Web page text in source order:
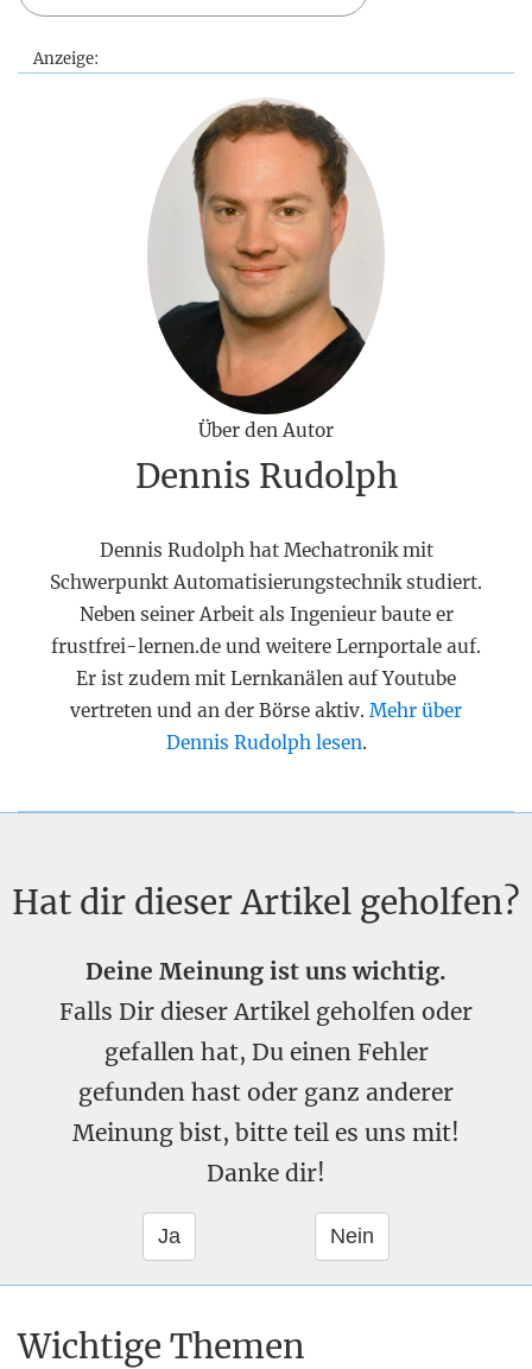
Anzeige:
Über den Autor
Dennis Rudolph
Dennis Rudolph hat Mechatronik mit
Schwerpunkt Automatisierungstechnik studiert.
Neben seiner Arbeit als Ingenieur baute er
frustfrei-lernen.de und weitere Lernportale auf.
Er ist zudem mit Lernkanälen auf Youtube
vertreten und an der Börse aktiv. Mehr über
Dennis Rudolph lesen.
Hat dir dieser Artikel geholfen?
Deine Meinung ist uns wichtig.
Falls Dir dieser Artikel geholfen oder
gefallen hat, Du einen Fehler
gefunden hast oder ganz anderer
Meinung bist, bitte teil es uns mit!
Danke dir!
Wichtige Themen